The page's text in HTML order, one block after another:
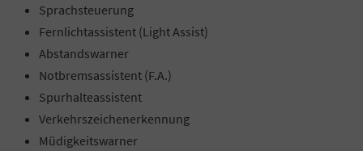
Sprachsteuerung
Fernlichtassistent (Light Assist)
Abstandswarner
Notbremsassistent (F.A.)
Spurhalteassistent
Verkehrszeichenerkennung
Müdigkeitswarner